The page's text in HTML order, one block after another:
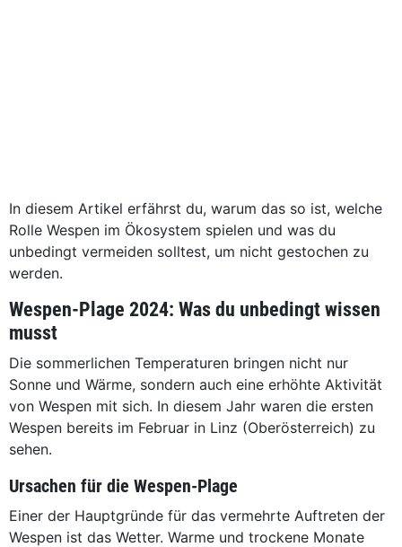
In diesem Artikel erfährst du, warum das so ist, welche
Rolle Wespen im Ökosystem spielen und was du
unbedingt vermeiden solltest, um nicht gestochen zu
werden.
Wespen-Plage 2024: Was du unbedingt wissen
musst
Die sommerlichen Temperaturen bringen nicht nur
Sonne und Wärme, sondern auch eine erhöhte Aktivität
von Wespen mit sich. In diesem Jahr waren die ersten
Wespen bereits im Februar in Linz (Oberösterreich) zu
sehen.
Ursachen für die Wespen-Plage
Einer der Hauptgründe für das vermehrte Auftreten der
Wespen ist das Wetter. Warme und trockene Monate